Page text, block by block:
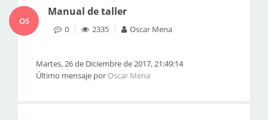
OS
Manual de taller
0 2335 Oscar Mena
Martes, 26 de Diciembre de 2017, 21:49:14
Último mensaje por Oscar Mena